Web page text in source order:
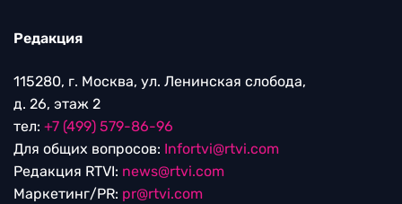
Редакция
115280, г. Москва, ул. Ленинская слобода,
д. 26, этаж 2
тел: +7 (499) 579-86-96
Для общих вопросов: Infortvi@rtvi.com
Редакция RTVI: news@rtvi.com
Маркетинг/PR: pr@rtvi.com